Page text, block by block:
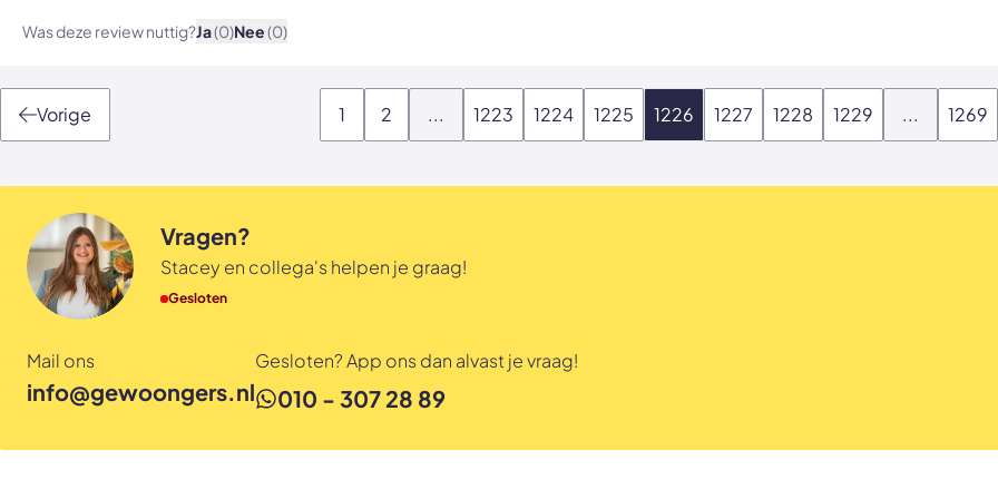
Was deze review nuttig?Ja(0)Nee(0)
Vorige 1 2 ... 1223 1224 1225 1226 1227 1228 1229 ... 1269
Vragen?
Stacey en collega's helpen je graag!
Gesloten
Mail ons
info@gewoongers.nl
Gesloten? App ons dan alvast je vraag!
010 - 307 28 89